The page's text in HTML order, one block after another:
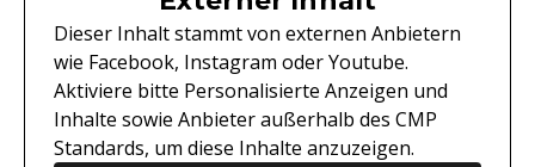
Dieser Inhalt stammt von externen Anbietern
wie Facebook, Instagram oder Youtube.
Aktiviere bitte Personalisierte Anzeigen und
Inhalte sowie Anbieter außerhalb des CMP
Standards, um diese Inhalte anzuzeigen.